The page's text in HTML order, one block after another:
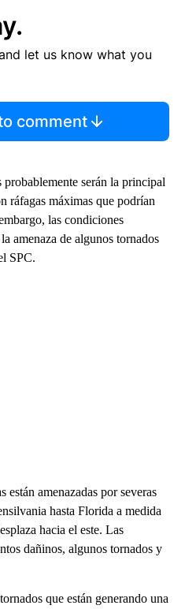
let us know what you
comment
serán la principal
ráfagas máximas que podrían
las condiciones
amenaza de algunos tornados
SPC.
están amenazadas por severas
hasta Florida a medida
hacia el este. Las
dañinos, algunos tornados y
que están generando una